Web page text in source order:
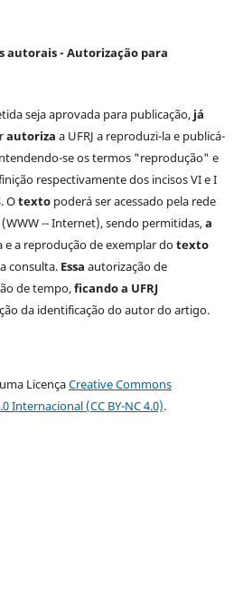
autorais - Autorização para
seja aprovada para publicação, já
autoriza a UFRJ a reproduzi-la e publicá-
se os termos "reprodução" e
respectivamente dos incisos VI e I
Otexto poderá ser acessado pela rede
-- Internet), sendo permitidas,a
e a reprodução de exemplar dotexto
consulta. Essa autorização de
de tempo,ficando a UFRJ
da identificação do autor do artigo.
LicençaCreative Commons
Internacional (CC BY-NC 4.0).